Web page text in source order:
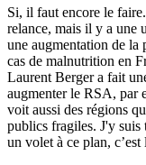
Si, il faut encore le
relance, mais il y a une
une augmentation de la
cas de malnutrition en
Laurent Berger a fait
augmenter le RSA, par
voit aussi des régions
publics fragiles. J'y suis
un volet à ce plan,